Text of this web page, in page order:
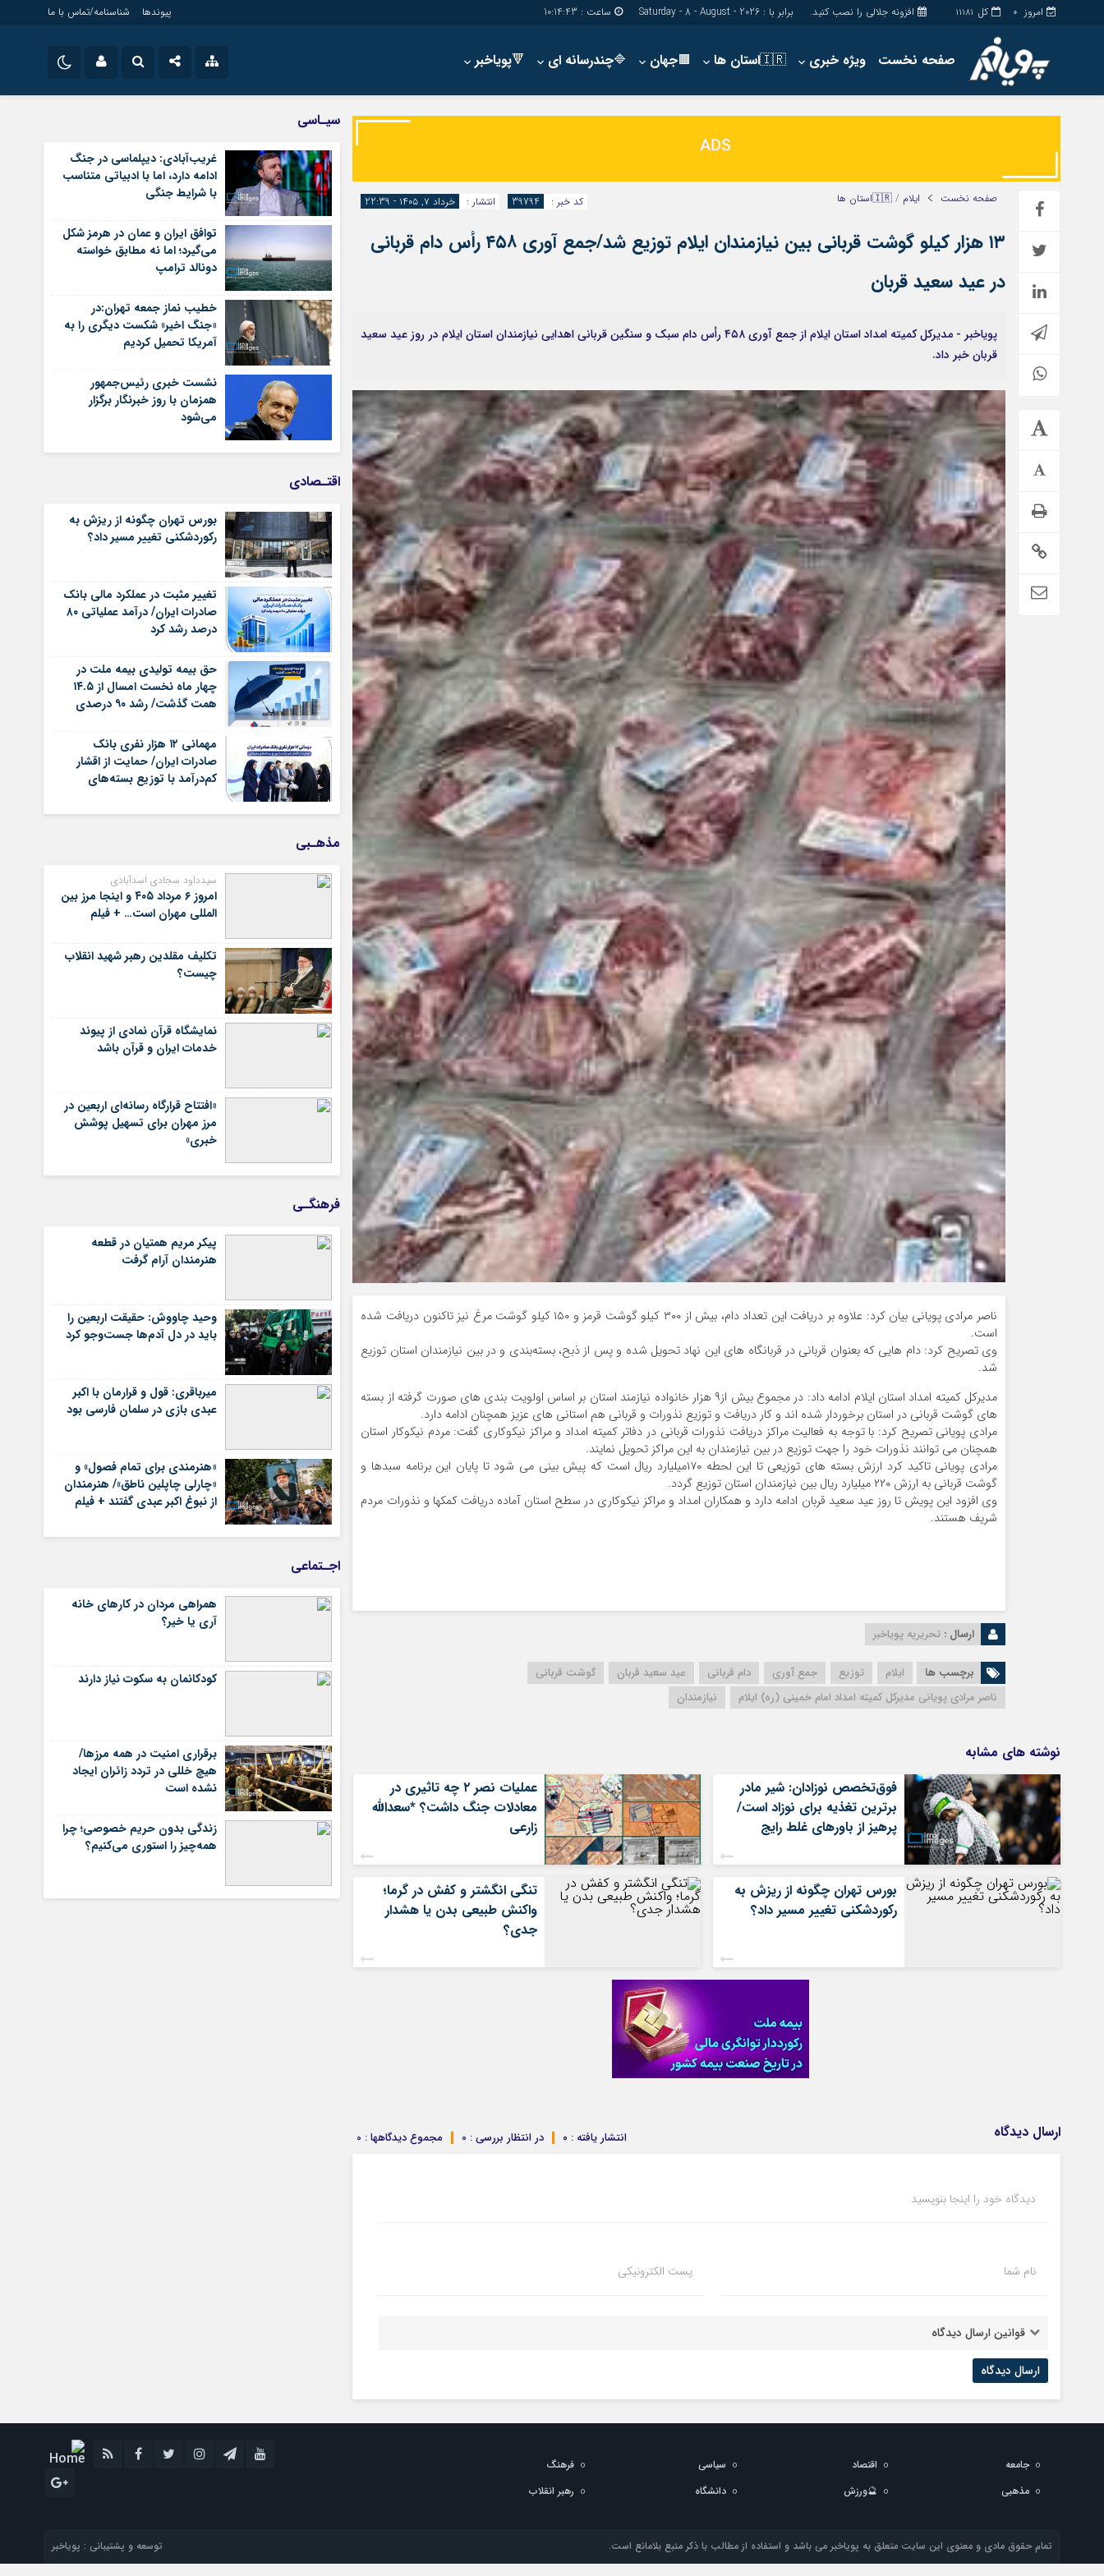
کل 11181 امروز 0 افزونه جلالی را نصب کنید. برابر با : Saturday - 8 - August - 2026 ساعت : 10:14:44 پیوندها شناسنامه/تماس با ما
صفحه نخست ویژه خبری 🇮🇷استان ها 🟫جهان 🔷چندرسانه ای 🔻پویاخبر
سروش
ایتا
آپارات
اپلیکیشن
رمز عبور
مرا به خاطر بسپار
اخبار
سیاسی
فرهنگ
چند رسانه
حساب مشتری
دسترسی سریع
سبد خريد
پیوندها
گروه سیاسی
گروه فرهنگ
اقتصاد
سیاسی
فرهنگ
صفحه نخست ایلام / 🇮🇷استان ها انتشار : خرداد ۷, ۱۴۰۵ - 22:39 کد خبر : 39794
۱۳ هزار کیلو گوشت قربانی بین نیازمندان ایلام توزیع شد/جمع آوری ۴۵۸ رأس دام قربانی
در عید سعید قربان
پویاخبر - مدیرکل کمیته امداد استان ایلام از جمع آوری ۴۵۸ رأس دام سبک و سنگین قربانی اهدایی نیازمندان استان ایلام در روز عید سعید
قربان خبر داد.
ناصر مرادی پویانی
بیان کرد: علاوه بر دریافت این تعداد دام، بیش از ۳۰۰ کیلو گوشت قرمز و ۱۵۰ کیلو گوشت مرغ نیز تاکنون دریافت شده
است.
وی تصریح کرد: دام هایی که بعنوان قربانی در قربانگاه های این نهاد تحویل شده و پس از ذبح، بسته‌بندی و در بین نیازمندان استان توزیع
شد.
مدیرکل کمیته امداد استان ایلام ادامه داد: در مجموع بیش از۹ هزار خانواده نیازمند استان بر اساس اولویت بندی های صورت گرفته از بسته
های گوشت قربانی در استان برخوردار شده اند و کار دریافت و توزیع نذورات و قربانی هم استانی های عزیز همچنان ادامه دارد.
مرادی پویانی تصریح کرد: با توجه به فعالیت مراکز دریافت نذورات قربانی در دفاتر کمیته امداد و مراکز نیکوکاری گفت: مردم نیکوکار استان
همچنان می توانند نذورات خود را جهت توزیع در بین نیازمندان به این مراکز تحویل نمایند.
مرادی پویانی تاکید کرد ارزش بسته های توزیعی تا این لحطه ۱۷۰میلیارد ریال است که پیش بینی می شود تا پایان این برنامه سبدها و
گوشت قربانی به ارزش ۲۲۰ میلیارد ریال بین نیازمندان استان توزیع گردد.
وی افزود این پویش تا روز عید سعید قربان ادامه دارد و همکاران امداد و مراکز نیکوکاری در سطح استان آماده دریافت کمکها و نذورات مردم
شریف هستند.
ارسال : تحریریه پویاخبر
برچسب ها ایلام توزیع جمع آوری دام قربانی عید سعید قربان
گوشت قربانی
ناصر مرادی پویانی مدیرکل کمیته امداد امام خمینی (ره) ایلام
نیازمندان
نوشته های مشابه
فوق‌تخصص نوزادان: شیر مادر
برترین تغذیه برای نوزاد است/
پرهیز از باورهای غلط رایج
عملیات نصر ۲ چه تاثیری در
معادلات جنگ داشت؟ *سعدالله
زارعی
بورس تهران چگونه از ریزش به
رکوردشکنی تغییر مسیر داد؟
تنگی انگشتر و کفش در گرما؛
واکنش طبیعی بدن یا هشدار
جدی؟
ارسال دیدگاه مجموع دیدگاهها : 0 در انتظار بررسی : 0 انتشار یافته : ۰
دیدگاه خود را اینجا بنویسید
نام شما پست الکترونیکی
قوانین ارسال دیدگاه
سیـاسی
غریب‌آبادی: دیپلماسی در جنگ
ادامه دارد، اما با ادبیاتی متناسب
با شرایط جنگی
توافق ایران و عمان در هرمز شکل
می‌گیرد؛ اما نه مطابق خواسته
دونالد ترامپ
خطیب نماز جمعه تهران:در
«جنگ اخیر» شکست دیگری را به
آمریکا تحمیل کردیم
نشست خبری رئیس‌جمهور
همزمان با روز خبرنگار برگزار
می‌شود
اقتـصادی
بورس تهران چگونه از ریزش به
رکوردشکنی تغییر مسیر داد؟
تغییر مثبت در عملکرد مالی بانک
صادرات ایران/ درآمد عملیاتی ۸۰
درصد رشد کرد
حق بیمه تولیدی بیمه ملت در
چهار ماه نخست امسال از ۱۴.۵
همت گذشت/ رشد ۹۰ درصدی
گذشته
مهمانی ۱۲ هزار نفری بانک
صادرات ایران/ حمایت از اقشار
کم‌درآمد با توزیع بسته‌های
مذهـبی
سیدداود سجادی اسدآبادی
امروز ۶ مرداد ۴۰۵ و اینجا مرز بین
المللی مهران است… + فیلم
تکلیف مقلدین رهبر شهید انقلاب
چیست؟
نمایشگاه قرآن نمادی از پیوند
خدمات ایران و قرآن باشد
«افتتاح قرارگاه رسانه‌ای اربعین در
مرز مهران برای تسهیل پوشش
خبری»
فرهنگـی
پیکر مریم همتیان در قطعه
هنرمندان آرام گرفت
وحید چاووش: حقیقت اربعین را
باید در دل آدم‌ها جست‌وجو کرد
میرباقری: قول و قرارمان با اکبر
عبدی بازی در سلمان فارسی بود
«هنرمندی برای تمام فصول» و
«چارلی چاپلین ناطق»/ هنرمندان
از نبوغ اکبر عبدی گفتند + فیلم
اجـتماعی
همراهی مردان در کارهای خانه
آری یا خیر؟
کودکانمان به سکوت نیاز دارند
برقراری امنیت در همه مرزها/
هیچ‌ خللی در تردد زائران ایجاد
نشده است
زندگی بدون حریم خصوصی؛ چرا
همه‌چیز را استوری می‌کنیم؟
جامعه اقتصاد سیاسی
فرهنگ
مذهبی
🔮ورزش دانشگاه رهبر انقلاب
تمام حقوق مادی و معنوی این سایت متعلق به پویاخبر می باشد و استفاده از مطالب با ذکر منبع بلامانع است. توسعه و پشتیبانی : پویاخبر